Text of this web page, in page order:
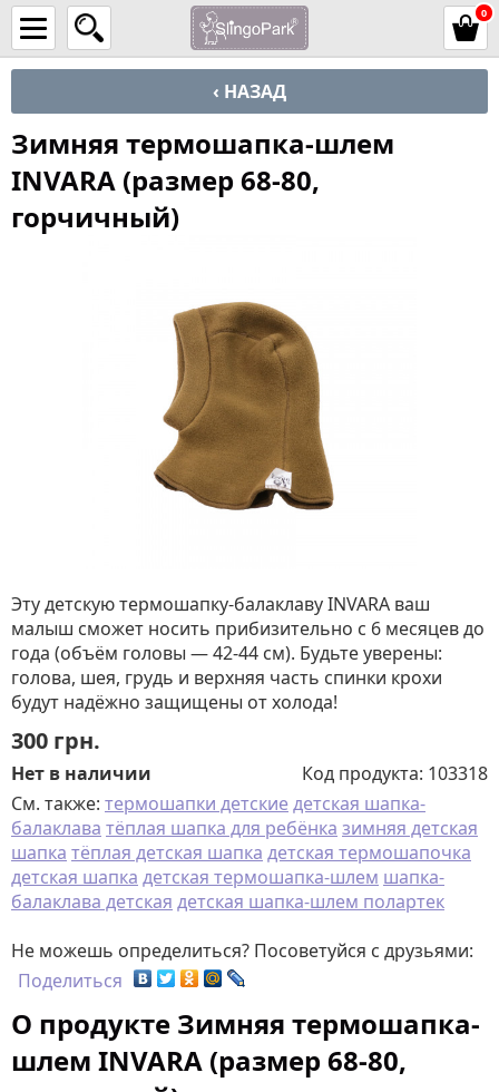
0
‹ НАЗАД
Зимняя термошапка-шлем
INVARA (размер 68-80,
горчичный)
Эту детскую термошапку-балаклаву INVARA ваш
малыш сможет носить прибизительно с 6 месяцев до
года (объём головы — 42-44 см). Будьте уверены:
голова, шея, грудь и верхняя часть спинки крохи
будут надёжно защищены от холода!
300 грн.
Нет в наличии Код продукта: 103318
См. также: термошапки детскиедетская шапка-
балаклава тёплая шапка для ребёнка зимняя детская
шапка тёплая детская шапка детская термошапочка
детская шапка детская термошапка-шлем шапка-
балаклава детская детская шапка-шлем полартек
Не можешь определиться? Посоветуйся с друзьями:
Поделиться
О продукте Зимняя термошапка-
шлем INVARA (размер 68-80,